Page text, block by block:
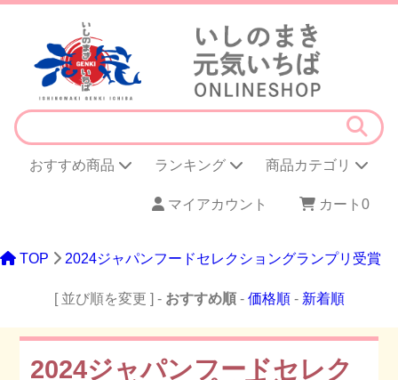
おすすめ商品 ランキング 商品カテゴリ
マイアカウント カート 0
TOP 2024ジャパンフードセレクショングランプリ受賞
[ 並び順を変更 ] - おすすめ順- 価格順- 新着順
2024ジャパンフードセレク